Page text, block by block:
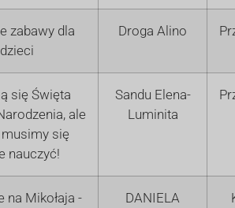
zabawy dla
dzieci
Droga Alino
się Święta
ale
się
nauczyć!
Sandu Elena-
Luminita
na Mikołaja -
DANIELA